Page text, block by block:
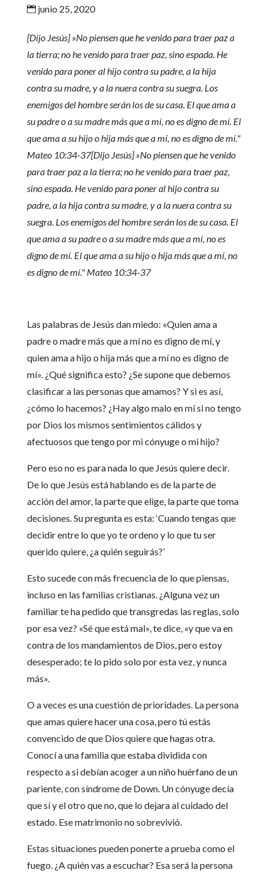
junio 25, 2020
[Dijo Jesús] »No piensen que he venido para traer paz a
la tierra; no he venido para traer paz, sino espada. He
venido para poner al hijo contra su padre, a la hija
contra su madre, y a la nuera contra su suegra. Los
enemigos del hombre serán los de su casa. El que ama a
su padre o a su madre más que a mí, no es digno de mí. El
que ama a su hijo o hija más que a mí, no es digno de mí."
Mateo 10:34-37[Dijo Jesús] »No piensen que he venido
para traer paz a la tierra; no he venido para traer paz,
sino espada. He venido para poner al hijo contra su
padre, a la hija contra su madre, y a la nuera contra su
suegra. Los enemigos del hombre serán los de su casa. El
que ama a su padre o a su madre más que a mí, no es
digno de mí. El que ama a su hijo o hija más que a mí, no
es digno de mí." Mateo 10:34-37
Las palabras de Jesús dan miedo: «Quien ama a
padre o madre más que a mí no es digno de mí, y
quien ama a hijo o hija más que a mí no es digno de
mí». ¿Qué significa esto? ¿Se supone que debemos
clasificar a las personas que amamos? Y si es así,
¿cómo lo hacemos? ¿Hay algo malo en mí si no tengo
por Dios los mismos sentimientos cálidos y
afectuosos que tengo por mi cónyuge o mi hijo?
Pero eso no es para nada lo que Jesús quiere decir.
De lo que Jesús está hablando es de la parte de
acción del amor, la parte que elige, la parte que toma
decisiones. Su pregunta es esta: ‘Cuando tengas que
decidir entre lo que yo te ordeno y lo que tu ser
querido quiere, ¿a quién seguirás?’
Esto sucede con más frecuencia de lo que piensas,
incluso en las familias cristianas. ¿Alguna vez un
familiar te ha pedido que transgredas las reglas, solo
por esa vez? «Sé que está mal», te dice, «y que va en
contra de los mandamientos de Dios, pero estoy
desesperado; te lo pido solo por esta vez, y nunca
más».
O a veces es una cuestión de prioridades. La persona
que amas quiere hacer una cosa, pero tú estás
convencido de que Dios quiere que hagas otra.
Conocí a una familia que estaba dividida con
respecto a si debían acoger a un niño huérfano de un
pariente, con síndrome de Down. Un cónyuge decía
que sí y el otro que no, que lo dejara al cuidado del
estado. Ese matrimonio no sobrevivió.
Estas situaciones pueden ponerte a prueba como el
fuego. ¿A quién vas a escuchar? Esa será la persona